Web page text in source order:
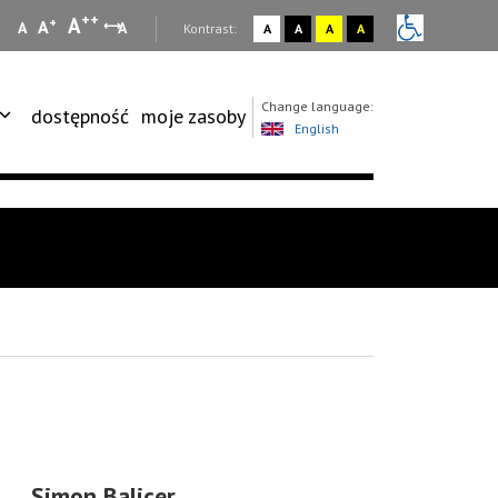
A A+ A++ A Kontrast: A A A A
dostępność moje zasoby
Change language:
English